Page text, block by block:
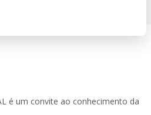
é um convite ao conhecimento da